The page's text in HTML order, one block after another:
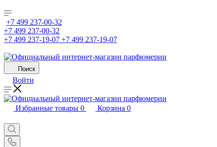
+7 499 237-00-32
+7 499 237-00-32
+7 499 237-19-07 +7 499 237-19-07
Поиск
Войти
Избранные товары 0 Корзина 0